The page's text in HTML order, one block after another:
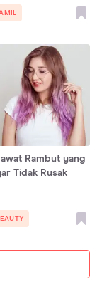
Rambut yang
Tidak Rusak